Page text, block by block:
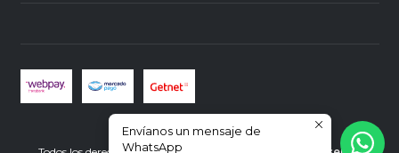
2026 Plus Ultra Librería.
Envíanos un mensaje de
WhatsApp